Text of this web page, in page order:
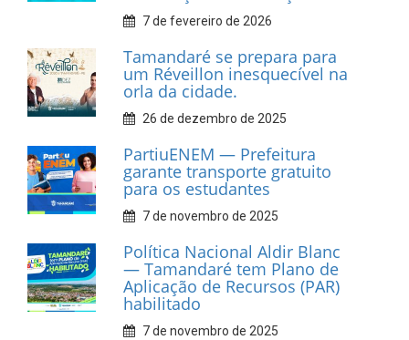
7 de fevereiro de 2026
Tamandaré se prepara para
um Réveillon inesquecível na
orla da cidade.
26 de dezembro de 2025
PartiuENEM — Prefeitura
garante transporte gratuito
para os estudantes
7 de novembro de 2025
Política Nacional Aldir Blanc
— Tamandaré tem Plano de
Aplicação de Recursos (PAR)
habilitado
7 de novembro de 2025